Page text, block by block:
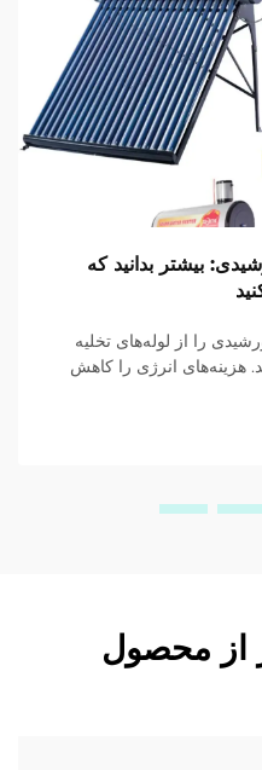
بیشتر بدانید که
را از لوله‌های تخلیه
هزینه‌های انرژی را کاهش
از محصول